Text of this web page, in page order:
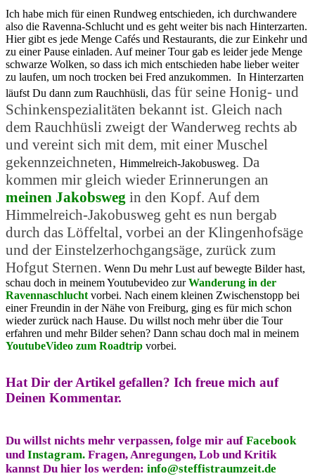
Ich habe mich für einen Rundweg entschieden, ich durchwandere
also die Ravenna-Schlucht und es geht weiter bis nach Hinterzarten.
Hier gibt es jede Menge Cafés und Restaurants, die zur Einkehr und
zu einer Pause einladen. Auf meiner Tour gab es leider jede Menge
schwarze Wolken, so dass ich mich entschieden habe lieber weiter
zu laufen, um noch trocken bei Fred anzukommen. In Hinterzarten
läufst Du dann zum Rauchhüsli, das für seine Honig- und
Schinkenspezialitäten bekannt ist. Gleich nach
dem Rauchhüsli zweigt der Wanderweg rechts ab
und vereint sich mit dem, mit einer Muschel
gekennzeichneten, Himmelreich-Jakobusweg. Da
kommen mir gleich wieder Erinnerungen an
meinen Jakobsweg in den Kopf. Auf dem
Himmelreich-Jakobusweg geht es nun bergab
durch das Löffeltal, vorbei an der Klingenhofsäge
und der Einstelzerhochgangsäge, zurück zum
Hofgut Sternen. Wenn Du mehr Lust auf bewegte Bilder hast,
schau doch in meinem Youtubevideo zurWanderung in der
Ravennaschluchtvorbei. Nach einem kleinen Zwischenstopp bei
einer Freundin in der Nähe von Freiburg, ging es für mich schon
wieder zurück nach Hause. Du willst noch mehr über die Tour
erfahren und mehr Bilder sehen? Dann schau doch mal in meinem
YoutubeVideo zum Roadtrip vorbei.
Hat Dir der Artikel gefallen? Ich freue mich auf
Deinen Kommentar.
Du willst nichts mehr verpassen, folge mir auf Facebook
und Instagram. Fragen, Anregungen, Lob und Kritik
kannst Du hier los werden: info@steffistraumzeit.de